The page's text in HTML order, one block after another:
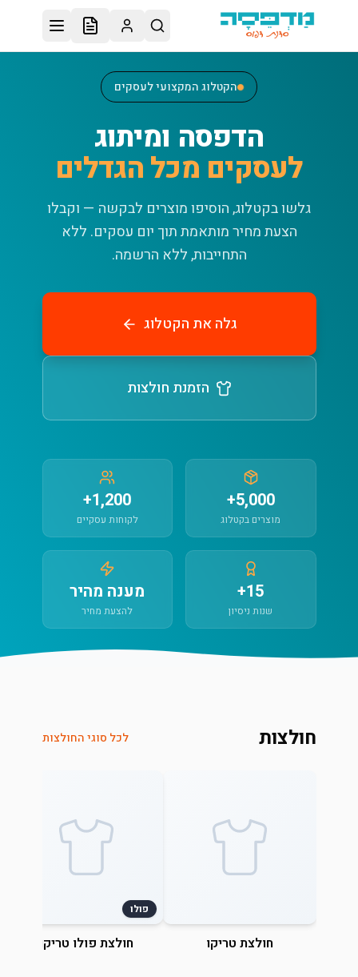
דלג לתוכן הראשי
הקטלוג המקצועי לעסקים
הדפסה ומיתוג
לעסקים מכל הגדלים
גלשו בקטלוג, הוסיפו מוצרים לבקשה — וקבלו
הצעת מחיר מותאמת תוך יום עסקים. ללא
התחייבות, ללא הרשמה.
גלה את הקטלוג
הזמנת חולצות
5,000+
מוצרים בקטלוג
1,200+
לקוחות עסקיים
15+
שנות ניסיון
מענה מהיר
להצעת מחיר
חולצות לכל סוגי החולצות
חולצת טריקו
פולו
חולצת פולו טריקו